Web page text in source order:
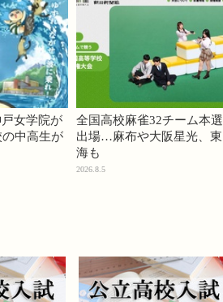
女学院が
中高生が
全国高校麻雀32チーム本選
出場…麻布や大阪星光、東
海も
2026.8.5